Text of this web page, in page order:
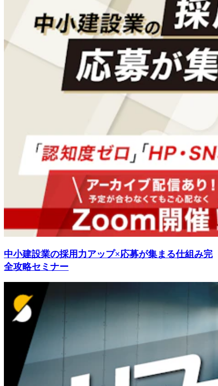
中小建設業の採用力アップ×応募が集まる仕組み完
全攻略セミナー